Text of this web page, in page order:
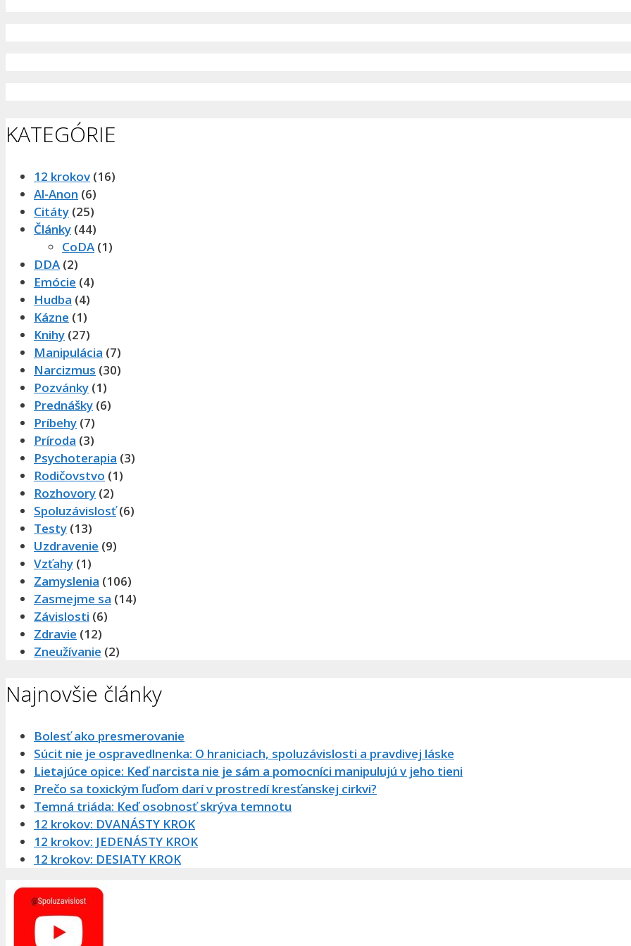
KATEGÓRIE
12 krokov (16)
Al-Anon (6)
Citáty (25)
Články (44)
CoDA (1)
DDA (2)
Emócie (4)
Hudba (4)
Kázne (1)
Knihy (27)
Manipulácia (7)
Narcizmus (30)
Pozvánky (1)
Prednášky (6)
Príbehy (7)
Príroda (3)
Psychoterapia (3)
Rodičovstvo (1)
Rozhovory (2)
Spoluzávislosť(6)
Testy (13)
Uzdravenie (9)
Vzťahy (1)
Zamyslenia (106)
Zasmejme sa (14)
Závislosti (6)
Zdravie (12)
Zneužívanie (2)
Najnovšie články
Bolesť ako presmerovanie
Súcit nie je ospravedlnenka: O hraniciach, spoluzávislosti a pravdivej láske
Lietajúce opice: Keď narcista nie je sám a pomocníci manipulujú v jeho tieni
Prečo sa toxickým ľuďom darí v prostredí kresťanskej cirkvi?
Temná triáda: Keď osobnosť skrýva temnotu
12 krokov: DVANÁSTY KROK
12 krokov: JEDENÁSTY KROK
12 krokov: DESIATY KROK